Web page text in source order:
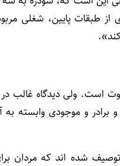
آیه 96 بیان می کند «اگر فردی از طبقات
است. ولی دیدگاه غالب
و برادر و موجودی وابسته
شده اند که مردان